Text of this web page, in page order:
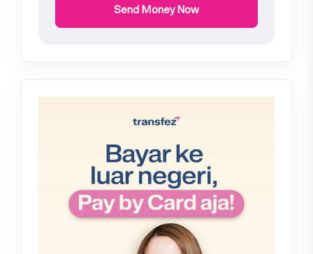
Send Money Now